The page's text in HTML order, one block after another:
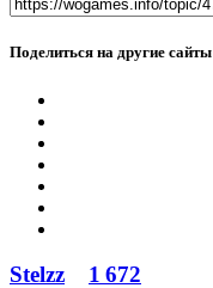
Поделиться на другие сайты
Stelzz 1 672